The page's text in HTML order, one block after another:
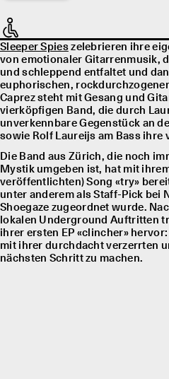
Sleeper Spieszelebrieren ihre
von emotionaler Gitarrenmusik,
und schleppend entfaltet und
euphorischen,
Caprez steht mit Gesang und
vierköpfigen Band, die durch
unverkennbare Gegenstück an
sowie Rolf Laureĳs am Bass
Die Band aus Zürich, die noch
Mystik umgeben ist, hat mit
veröffentlichten) Song «try»
unter anderem als Staff-Pick bei
Shoegaze zugeordnet wurde.
lokalen Underground Auftritten
ihrer ersten EP «clincher»
mit ihrer durchdacht verzerrten
nächsten Schritt zu machen.